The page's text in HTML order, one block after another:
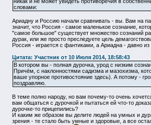
словами:
Ариадну и Россию начали сравнивать - вы. Вам на
значит, что Россия - самое маленькое сознание,
"самое большое" существует множество сознаний
дурак, или же просто преследуете цель
Россия - играется с фантиками, а Ариадна - давно
Цитата: Участник от 10 Июля 2014, 18:58:43
В котором вы - полная дурочка, урод с низким
Причём, с наклонностями садизма и мазохизма,
ваше упорное противостояние здесь). А потому -
поздравляю.
В теме полно народу, но вам почему-то очень
вам общаться с дурочкой и пытаться ей что-то
дурочке-то прицепились?
И каким же образом вы делите людей на умных и
зрения - те стало быть умные и здоровые, а все